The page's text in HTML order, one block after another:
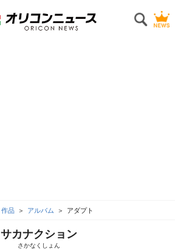
作品 アルバム アダプト
サカナクション
さかなくしょん